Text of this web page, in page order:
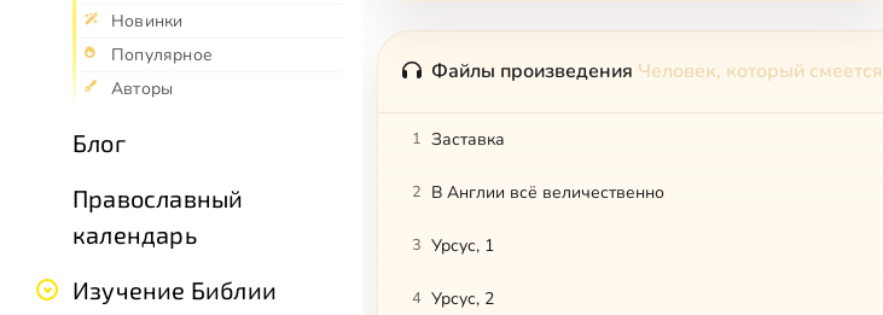
Новинки
Популярное
Авторы
Блог
Православный
календарь
Изучение Библии
Файлы произведения Человек, который смеется
1 Заставка
2 В Англии всё величественно
3 Урсус, 1
4 Урсус, 2